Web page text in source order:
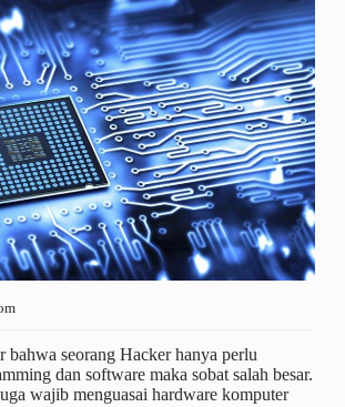
bahwa seorang Hacker hanya perlu
dan software maka sobat salah besar.
wajib menguasai hardware komputer